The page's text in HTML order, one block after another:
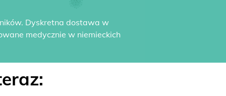
Dyskretna dostawa w
medycznie w niemieckich